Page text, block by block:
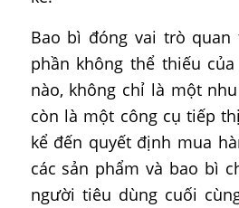
Bao bì đóng vai trò quan
phần không thể thiếu
nào, không chỉ là một
còn là một công cụ tiếp
kể đến quyết định mua
các sản phẩm và bao bì
người tiêu dùng cuối